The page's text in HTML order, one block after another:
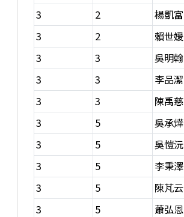
3
2
楊凱富
3
2
賴世媛
3
3
吳明翰
3
3
李品潔
3
3
陳禹慈
3
5
吳承燁
3
5
吳愷沅
3
5
李秉澤
3
5
陳芃云
3
5
蕭弘恩